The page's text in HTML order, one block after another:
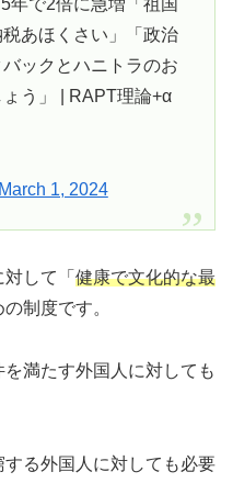
年で2倍に急増「祖国
あほくさい」「政治
ックとハニトラのお
う」 | RAPT理論+α
March 1, 2024
して「 健康で文化的な最
制度です。
満たす外国人に対しても
る外国人に対しても必要